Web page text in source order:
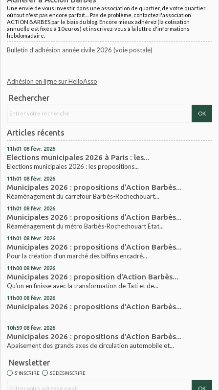
Une envie de vous investir dans une association de quartier, de votre quartier,
où tout n'est pas encore parfait.... Pas de problème, contactez l'association
ACTION BARBES par le biais du blog. Encore mieux adhérez (la cotisation
annuelle est fixée à 10euros) et inscrivez-vous à la lettre d'informations
hebdomadaire.
Bulletin d'adhésion année civile 2026 (voie postale)
Adhésion en ligne sur HelloAsso
Rechercher
Articles récents
11h01 08 févr. 2026
Elections municipales 2026 à Paris : les...
Elections municipales 2026 : les propositions...
11h01 08 févr. 2026
Municipales 2026 : propositions d'Action Barbès...
Réaménagement du carrefour Barbès-Rochechouart...
11h01 08 févr. 2026
Municipales 2026 : propositions d'Action Barbès...
Réaménagement du métro Barbès-Rochechouart État...
11h01 08 févr. 2026
Municipales 2026 : propositions d'Action Barbès...
Pour la création d’un marché des biffins encadré...
11h00 08 févr. 2026
Municipales 2026 : proposition d'Action Barbès...
Qu’on en finisse avec la transformation de Tati et de...
11h00 08 févr. 2026
Municipales 2026 : propositions d'Action Barbès...
10h59 08 févr. 2026
Municipales 2026 : propositions d'Action Barbès...
Apaisement des grands axes de circulation automobile et...
Newsletter
S'INSCRIRE SE DÉSINSCRIRE